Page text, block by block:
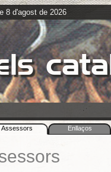
8 d'agost de 2026
Assessors Enllaços